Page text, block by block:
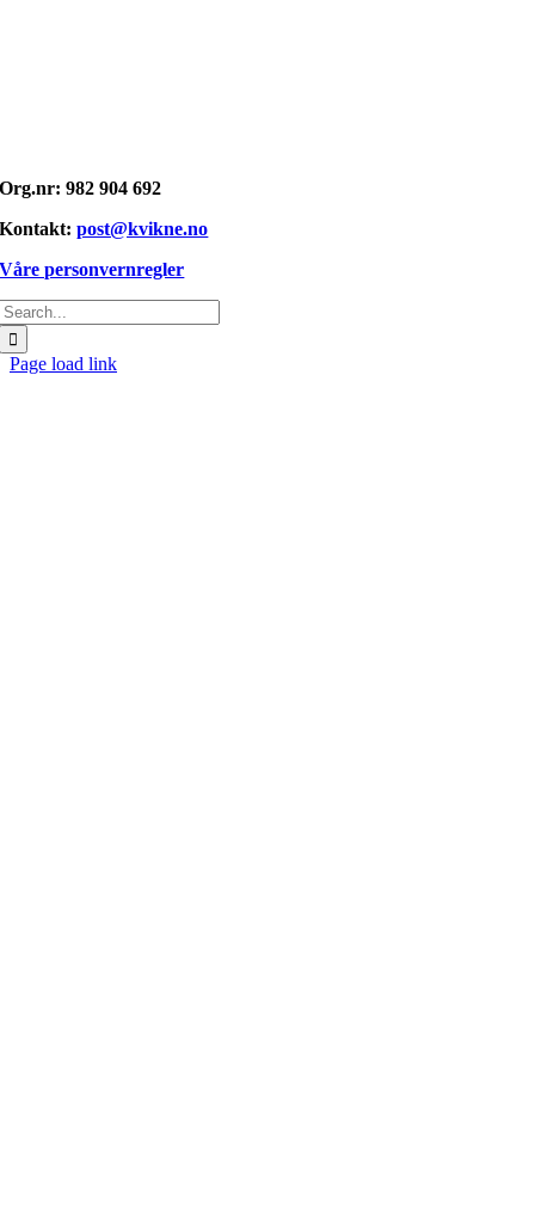
Org.nr: 982 904 692
Kontakt:post@kvikne.no
Våre personvernregler
Page load link